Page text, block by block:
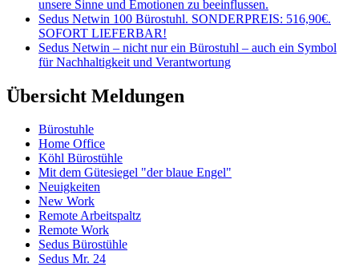
unsere Sinne und Emotionen zu beeinflussen.
Sedus Netwin 100 Bürostuhl. SONDERPREIS: 516,90€.
SOFORT LIEFERBAR!
Sedus Netwin – nicht nur ein Bürostuhl – auch ein Symbol
für Nachhaltigkeit und Verantwortung
Übersicht Meldungen
Bürostuhle
Home Office
Köhl Bürostühle
Mit dem Gütesiegel "der blaue Engel"
Neuigkeiten
New Work
Remote Arbeitspaltz
Remote Work
Sedus Bürostühle
Sedus Mr. 24